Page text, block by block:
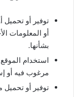
توفير أو تحميل
أو المعلومات
بشأنها.
استخدام
مرغوب فيه أو
توفير أو